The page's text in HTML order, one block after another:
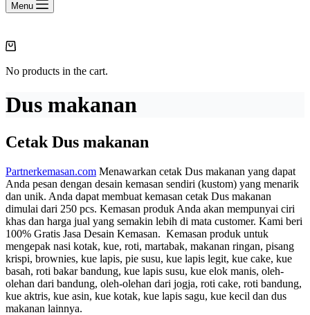
Menu
Shopping
No products in the cart.
Dus makanan
Cetak Dus makanan
Partnerkemasan.com Menawarkan cetak Dus makanan yang dapat
Anda pesan dengan desain kemasan sendiri (kustom) yang menarik
dan unik. Anda dapat membuat kemasan cetak Dus makanan
dimulai dari 250 pcs. Kemasan produk Anda akan mempunyai ciri
khas dan harga jual yang semakin lebih di mata customer. Kami beri
100% Gratis Jasa Desain Kemasan. Kemasan produk untuk
mengepak nasi kotak, kue, roti, martabak, makanan ringan, pisang
krispi, brownies, kue lapis, pie susu, kue lapis legit, kue cake, kue
basah, roti bakar bandung, kue lapis susu, kue elok manis, oleh-
olehan dari bandung, oleh-olehan dari jogja, roti cake, roti bandung,
kue aktris, kue asin, kue kotak, kue lapis sagu, kue kecil dan dus
makanan lainnya.